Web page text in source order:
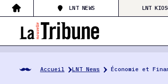
LNT NEWS LNT
Accueil LNT News Économie et